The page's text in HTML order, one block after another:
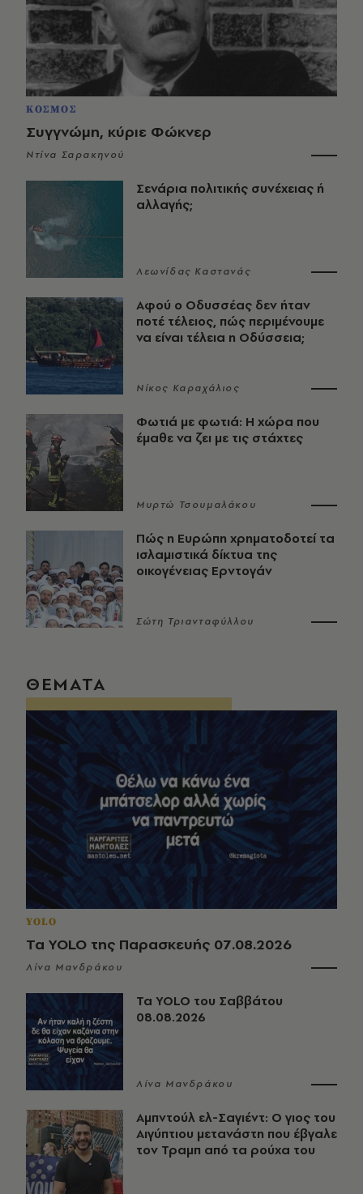
ΚΟΣΜΟΣ
Συγγνώμη, κύριε Φώκνερ
Ντίνα Σαρακηνού
Σενάρια πολιτικής συνέχειας ή
αλλαγής;
Λεωνίδας Καστανάς
Αφού ο Οδυσσέας δεν ήταν
ποτέ τέλειος, πώς περιμένουμε
να είναι τέλεια η Οδύσσεια;
Νίκος Καραχάλιος
Φωτιά με φωτιά: Η χώρα που
έμαθε να ζει με τις στάχτες
Μυρτώ Τσουμαλάκου
Πώς η Ευρώπη χρηματοδοτεί τα
ισλαμιστικά δίκτυα της
οικογένειας Ερντογάν
Σώτη Τριανταφύλλου
ΘΕΜΑΤΑ
YOLO
Τα YOLO της Παρασκευής 07.08.2026
Λίνα Μανδράκου
Τα YOLO του Σαββάτου
08.08.2026
Λίνα Μανδράκου
Αμπντούλ ελ-Σαγιέντ: Ο γιος του
Αιγύπτιου μετανάστη που έβγαλε
τον Τραμπ από τα ρούχα του